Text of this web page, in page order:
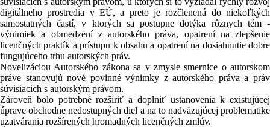
digitálneho prostredia v EÚ, a preto je rozčlenená do niekoľkých
samostatných častí, v ktorých sa postupne dotýka rôznych tém -
výnimiek a obmedzení z autorského práva, opatrení na zlepšenie
licenčných praktík a prístupu k obsahu a opatrení na dosiahnutie dobre
fungujúceho trhu autorských práv.
Novelizáciou Autorského zákona sa v zmysle smernice o autorskom
práve stanovujú nové povinné výnimky z autorského práva a práv
súvisiacich s autorským právom.
Zároveň bolo potrebné rozšíriť a doplniť ustanovenia k existujúcej
úprave obchodne nedostupných diel a na to nadväzujúcej problematike
uzatvárania rozšírených hromadných licenčných zmlúv.